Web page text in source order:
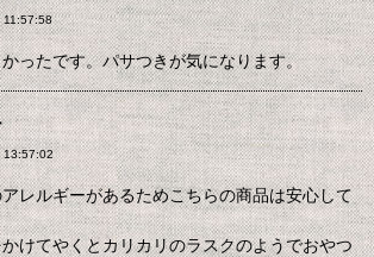
11:57:58
ったです。パサつきが気になります。
13:57:02
レルギーがあるためこちらの商品は安心して
けてやくとカリカリのラスクのようでおやつ